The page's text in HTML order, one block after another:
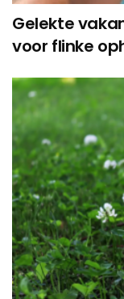
Gelekte
voor flinke